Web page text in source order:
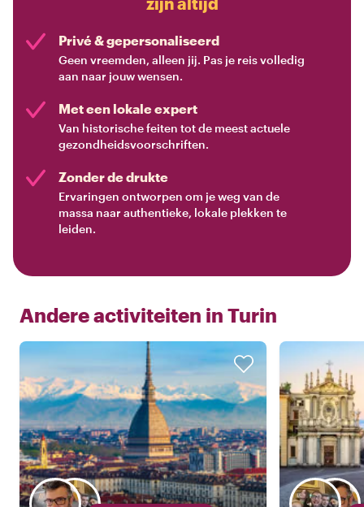
Privé & gepersonaliseerd
Geen vreemden, alleen jij. Pas je reis volledig
aan naar jouw wensen.
Met een lokale expert
Van historische feiten tot de meest actuele
gezondheidsvoorschriften.
Zonder de drukte
Ervaringen ontworpen om je weg van de
massa naar authentieke, lokale plekken te
leiden.
Andere activiteiten in Turin